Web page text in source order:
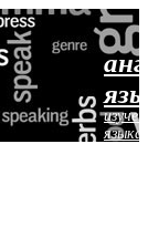
языка